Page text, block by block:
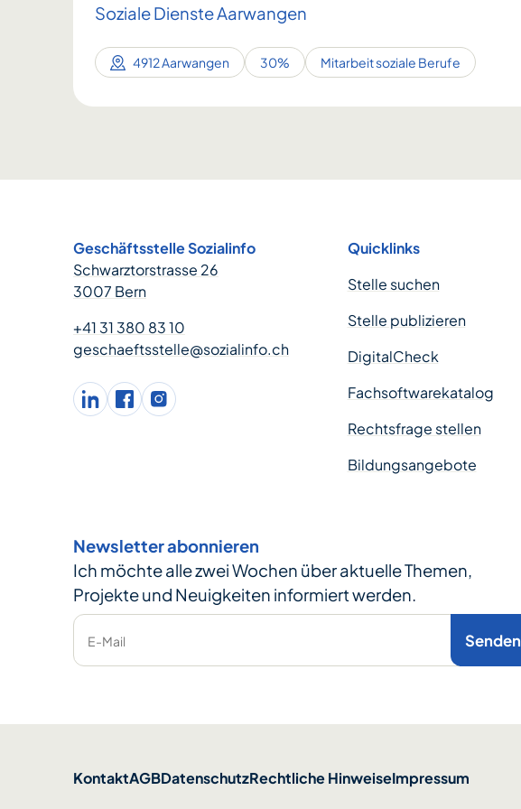
Soziale Dienste Aarwangen
4912 Aarwangen 30% Mitarbeit soziale Berufe
Geschäftsstelle Sozialinfo
Schwarztorstrasse 26
3007 Bern
+41 31 380 83 10
geschaeftsstelle@sozialinfo.ch
LinkedInfacebookInstagram
Quicklinks
Stelle suchen
Stelle publizieren
DigitalCheck
Fachsoftwarekatalog
Rechtsfrage stellen
Bildungsangebote
Newsletter abonnieren
Ich möchte alle zwei Wochen über aktuelle Themen,
Projekte und Neuigkeiten informiert werden.
E-Mail Senden
KontaktAGBDatenschutzRechtliche HinweiseImpressum